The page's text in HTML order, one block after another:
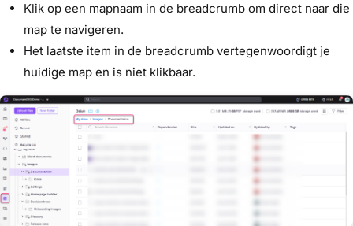
Klik op een mapnaam in de breadcrumb om direct naar die
map te navigeren.
Het laatste item in de breadcrumb vertegenwoordigt je
huidige map en is niet klikbaar.